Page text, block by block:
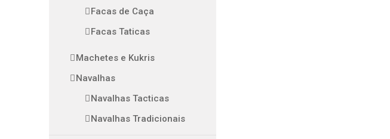
Facas de Caça
Facas Taticas
Machetes e Kukris
Navalhas
Navalhas Tacticas
Navalhas Tradicionais